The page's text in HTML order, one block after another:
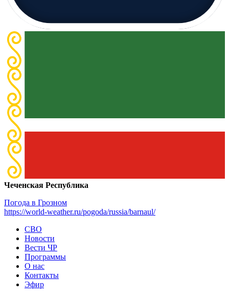
Чеченская Республика
Погода в Грозном
https://world-weather.ru/pogoda/russia/barnaul/
СВО
Новости
Вести ЧР
Программы
О нас
Контакты
Эфир